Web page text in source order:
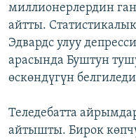
миллионерлердин
айтты.
Эдвардс улуу
арасында Буштун
өскөндүгүн
Теледебатта
айтышты. Бирок